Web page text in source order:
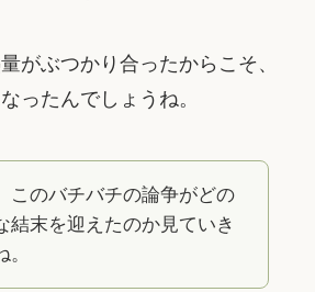
がぶつかり合ったからこそ、
ったんでしょうね。
このバチバチの論争がどの
結末を迎えたのか見ていき
。